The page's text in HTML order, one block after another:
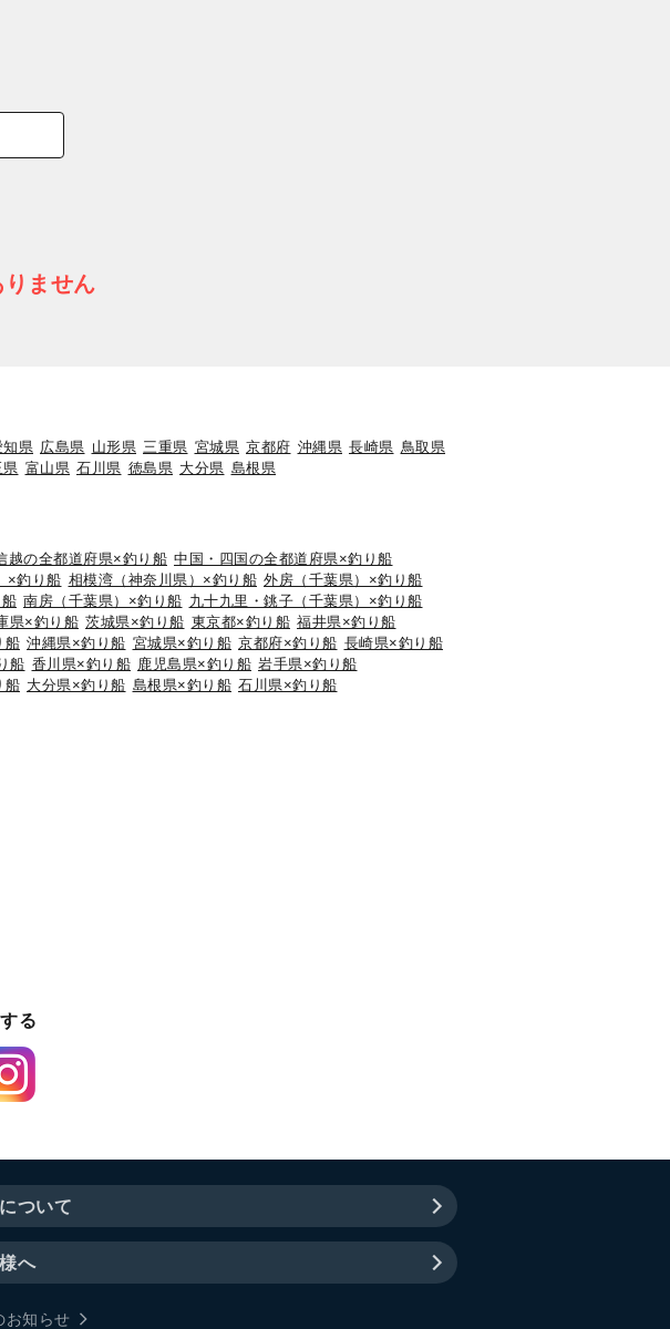
ません
知県 広島県 山形県 三重県 宮城県 京都府 沖縄県 長崎県 鳥取県
県 富山県 石川県 徳島県 大分県 島根県
越の全都道府県×釣り船 中国・四国の全都道府県×釣り船
×釣り船 相模湾（神奈川県）×釣り船 外房（千葉県）×釣り船
南房（千葉県）×釣り船 九十九里・銚子（千葉県）×釣り船
県×釣り船 茨城県×釣り船 東京都×釣り船 福井県×釣り船
船 沖縄県×釣り船 宮城県×釣り船 京都府×釣り船 長崎県×釣り船
船 香川県×釣り船 鹿児島県×釣り船 岩手県×釣り船
船 大分県×釣り船 島根県×釣り船 石川県×釣り船
る
ついて
へ
お知らせ